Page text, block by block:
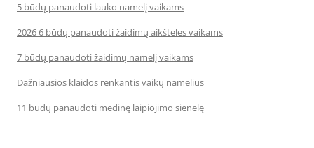
5 būdų panaudoti lauko namelį vaikams
2026 6 būdų panaudoti žaidimų aikšteles vaikams
7 būdų panaudoti žaidimų namelį vaikams
Dažniausios klaidos renkantis vaikų namelius
11 būdų panaudoti medinę laipiojimo sienelę